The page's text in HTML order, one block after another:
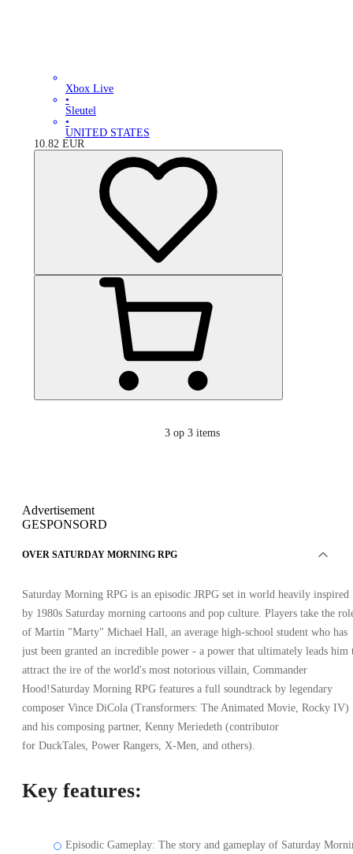
Xbox Live
•
Sleutel
•
UNITED STATES
10.82 EUR
3 op 3 items
Advertisement
GESPONSORD
OVER SATURDAY MORNING RPG
Saturday Morning RPG is an episodic JRPG set in world heavily inspired
by 1980s Saturday morning cartoons and pop culture. Players take the
of Martin "Marty" Michael Hall, an average high-school student who has
just been granted an incredible power - a power that ultimately leads him
attract the ire of the world's most notorious villain, Commander
Hood!Saturday Morning RPG features a full soundtrack by legendary
composer Vince DiCola (Transformers: The Animated Movie, Rocky IV)
and his composing partner, Kenny Meriedeth (contributor
for DuckTales, Power Rangers, X-Men, and others).
Key features:
Episodic Gameplay: The story and gameplay of Saturday